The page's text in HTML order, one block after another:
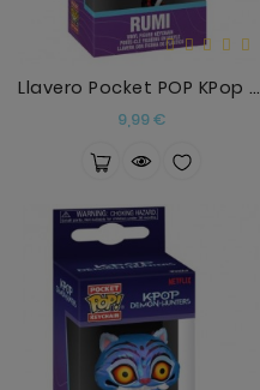
Llavero Pocket POP KPop Demon Hunters Rumi
9,99 €Precio